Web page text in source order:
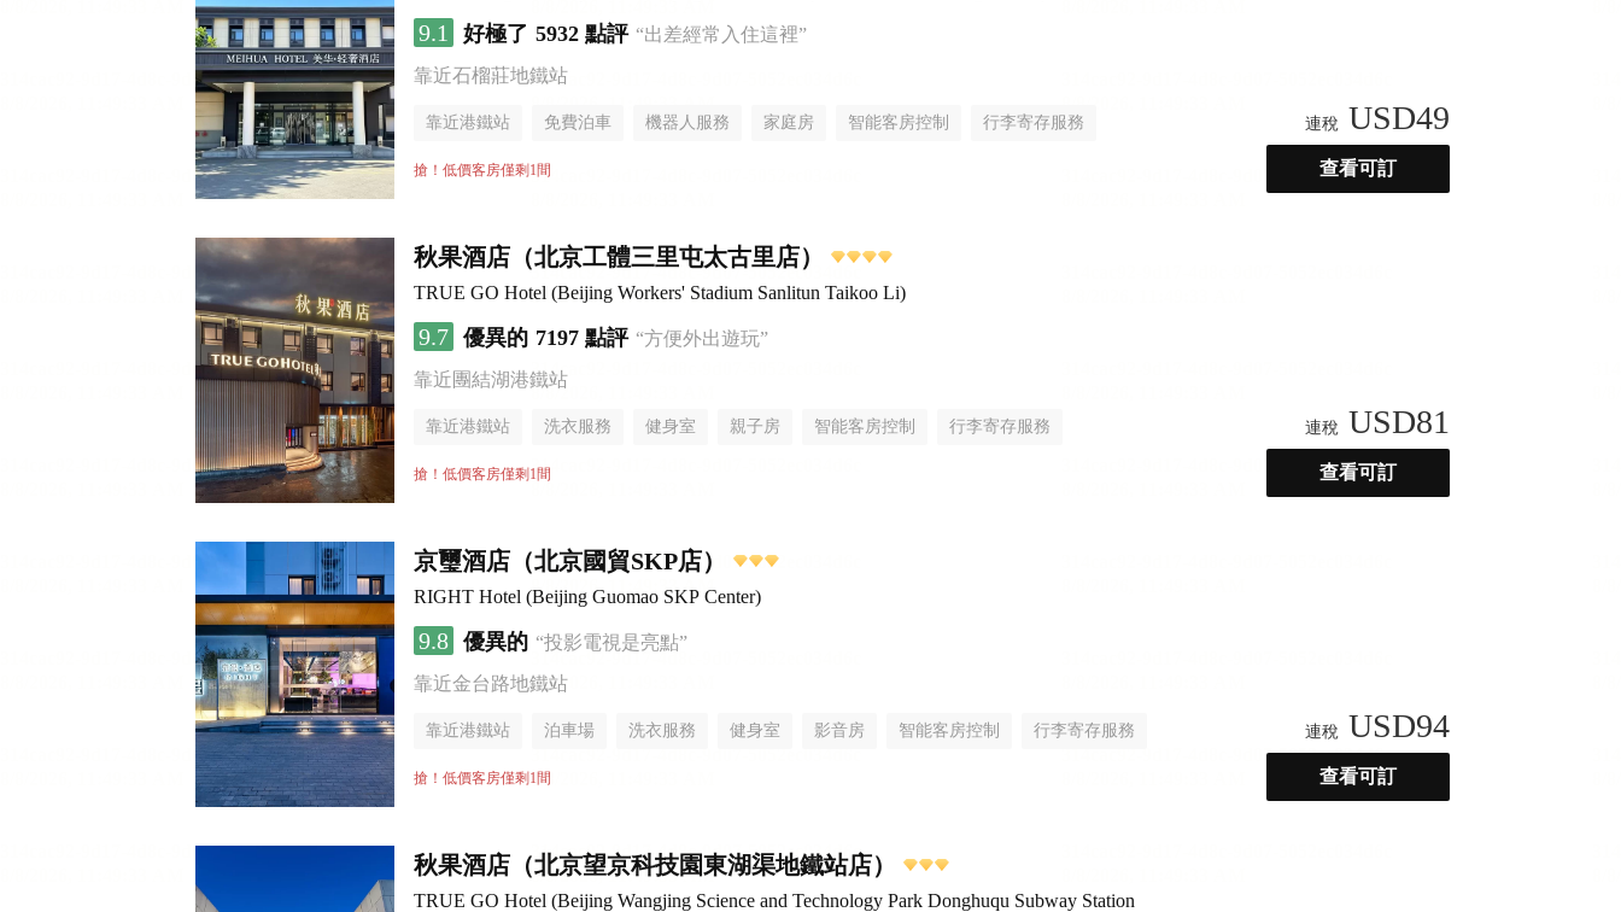
9.1 好極了 5932 點評 “出差經常入住這裡”
靠近石榴莊地鐵站
靠近港鐵站 免費泊車 機器人服務 家庭房 智能客房控制 行李寄存服務
無煙樓層
搶！低價客房僅剩1間
連稅 USD49
查看可訂
秋果酒店（北京工體三里屯太古里店）
TRUE GO Hotel (Beijing Workers' Stadium Sanlitun Taikoo Li)
9.7 優異的 7197 點評 “方便外出遊玩”
靠近團結湖港鐵站
靠近港鐵站 洗衣服務 健身室 親子房 智能客房控制 行李寄存服務
無煙樓層
搶！低價客房僅剩1間
連稅 USD81
查看可訂
京璽酒店（北京國貿SKP店）
RIGHT Hotel (Beijing Guomao SKP Center)
9.8 優異的 “投影電視是亮點”
靠近金台路地鐵站
靠近港鐵站 泊車場 洗衣服務 健身室 影音房 智能客房控制 行李寄存服務
無煙樓層
搶！低價客房僅剩1間
連稅 USD94
查看可訂
秋果酒店（北京望京科技園東湖渠地鐵站店）
TRUE GO Hotel (Beijing Wangjing Science and Technology Park Donghuqu Subway Station